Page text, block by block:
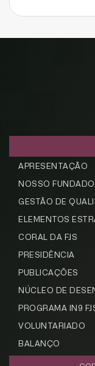
APRESENTAÇÃO
NOSSO
GESTÃO DE
ELEMENTOS
CORAL DA FJS
PRESIDÊNCIA
PUBLICAÇÕES
NÚCLEO DE
PROGRAMA IN9
VOLUNTARIADO
BALANÇO
receba